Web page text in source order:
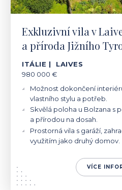
Exkluzivní vila v
a příroda Jižního
ITÁLIE | LAIVES
980 000 €
Možnost dokončení
vlastního stylu a potřeb.
Skvělá poloha u Bolzana s
a přírodou na dosah.
Prostorná vila s garáží,
využitím jako druhý domov.
VÍCE